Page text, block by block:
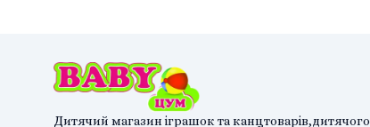
Дитячий магазин іграшок та канцтоварів,дитячого